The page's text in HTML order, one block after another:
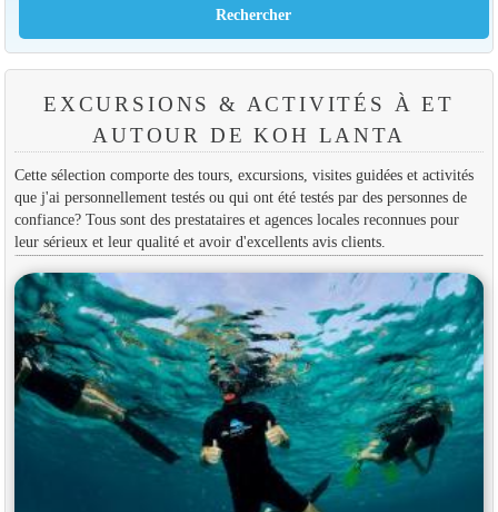
EXCURSIONS & ACTIVITÉS À ET
AUTOUR DE KOH LANTA
Cette sélection comporte des tours, excursions, visites guidées et activités
que j'ai personnellement testés ou qui ont été testés par des personnes de
confiance? Tous sont des prestataires et agences locales reconnues pour
leur sérieux et leur qualité et avoir d'excellents avis clients.